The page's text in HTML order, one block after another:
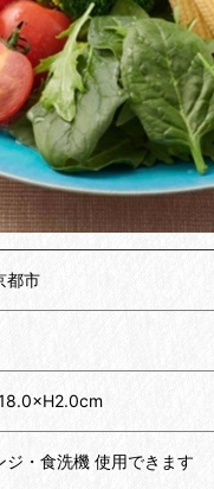
都市
×H2.0cm
ジ・食洗機 使用できます